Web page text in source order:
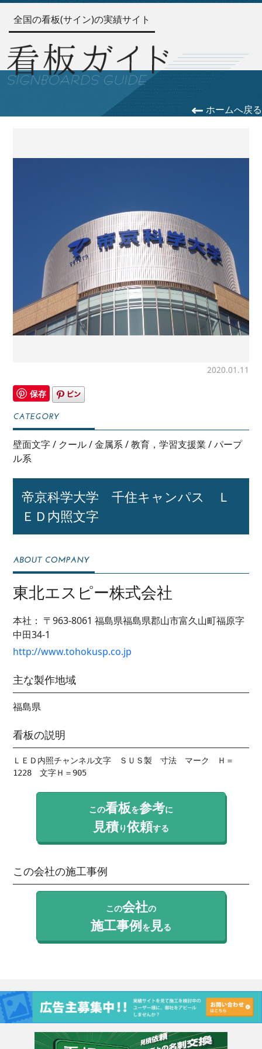
全国の看板(サイン)の実績サイト
ホームへ戻る
2020.01.11
保存
壁面文字/ クール/金属系/教育，学習支援業 /パープ
ル系
帝京科学大学 千住キャンパス Ｌ
ＥＤ内照文字
東北エスピー株式会社
本社： 〒963-8061 福島県福島県郡山市富久山町福原字
中田34-1
http://www.tohokusp.co.jp
主な製作地域
福島県
看板の説明
ＬＥＤ内照チャンネル文字　ＳＵＳ製　寸法　マーク　Ｈ＝
1228　文字Ｈ＝905
この看板を参考に
見積り依頼する
この会社の施工事例
この会社の
施工事例を 見る